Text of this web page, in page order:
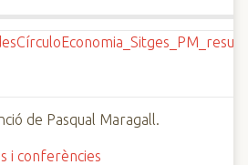
de Pasqual Maragall.
i conferències